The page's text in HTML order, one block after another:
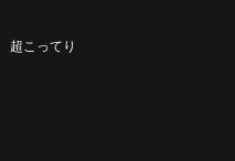
超こってり